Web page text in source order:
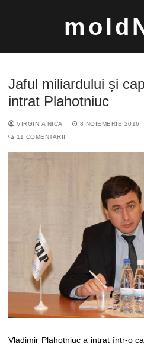
Jaful miliardului și
intrat Plahotniuc
VIRGINIA NICA 8 NOIEMBRIE 2016
11 COMENTARII
Vladimir Plahotniuc a intrat într-o